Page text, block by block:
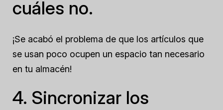
cuáles no.
¡Se acabó el problema de que los artículos que
se usan poco ocupen un espacio tan necesario
en tu almacén!
4. Sincronizar los